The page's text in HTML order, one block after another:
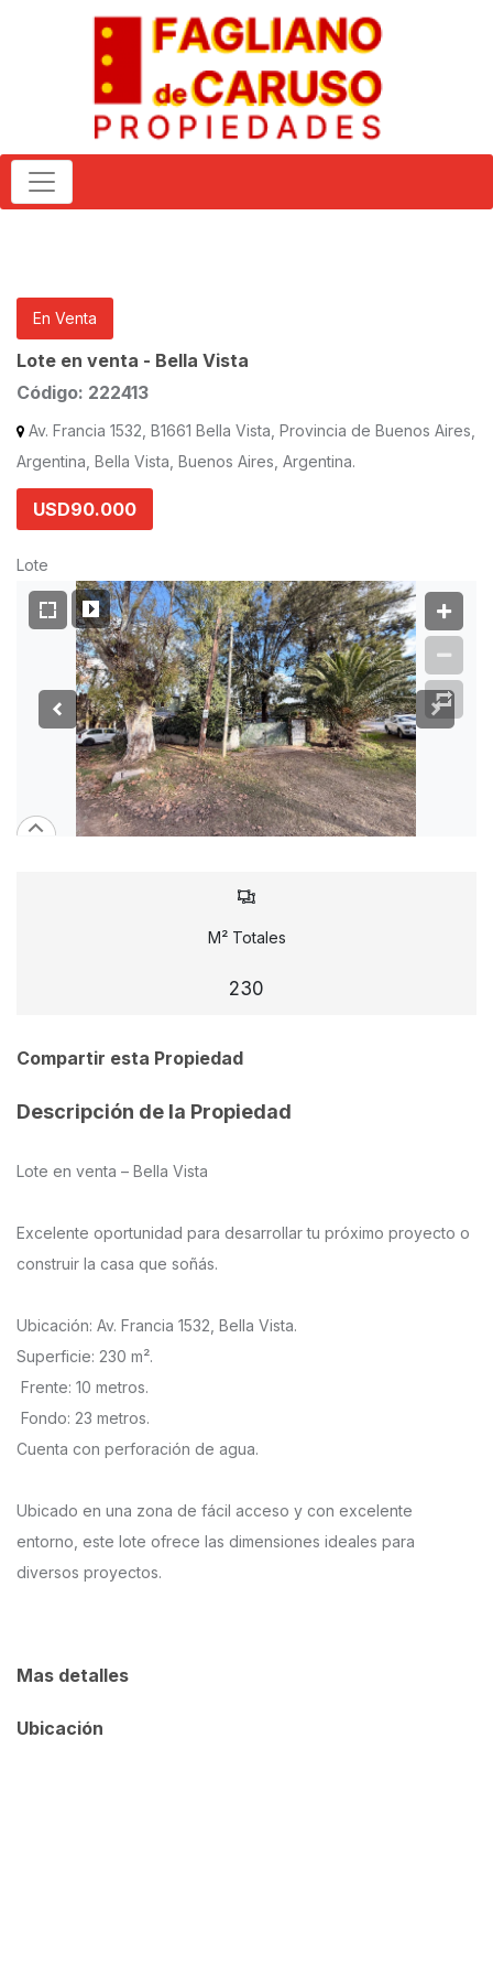
En Venta
Lote en venta - Bella Vista
Código: 222413
Av. Francia 1532, B1661 Bella Vista, Provincia de Buenos Aires,
Argentina, Bella Vista, Buenos Aires, Argentina.
USD90.000
Lote
M² Totales
230
Compartir esta Propiedad
Descripción de la Propiedad
Lote en venta – Bella Vista
Excelente oportunidad para desarrollar tu próximo proyecto o
construir la casa que soñás.
Ubicación: Av. Francia 1532, Bella Vista.
Superficie: 230 m².
️ Frente: 10 metros.
️ Fondo: 23 metros.
Cuenta con perforación de agua.
Ubicado en una zona de fácil acceso y con excelente
entorno, este lote ofrece las dimensiones ideales para
diversos proyectos.
Mas detalles
Ubicación